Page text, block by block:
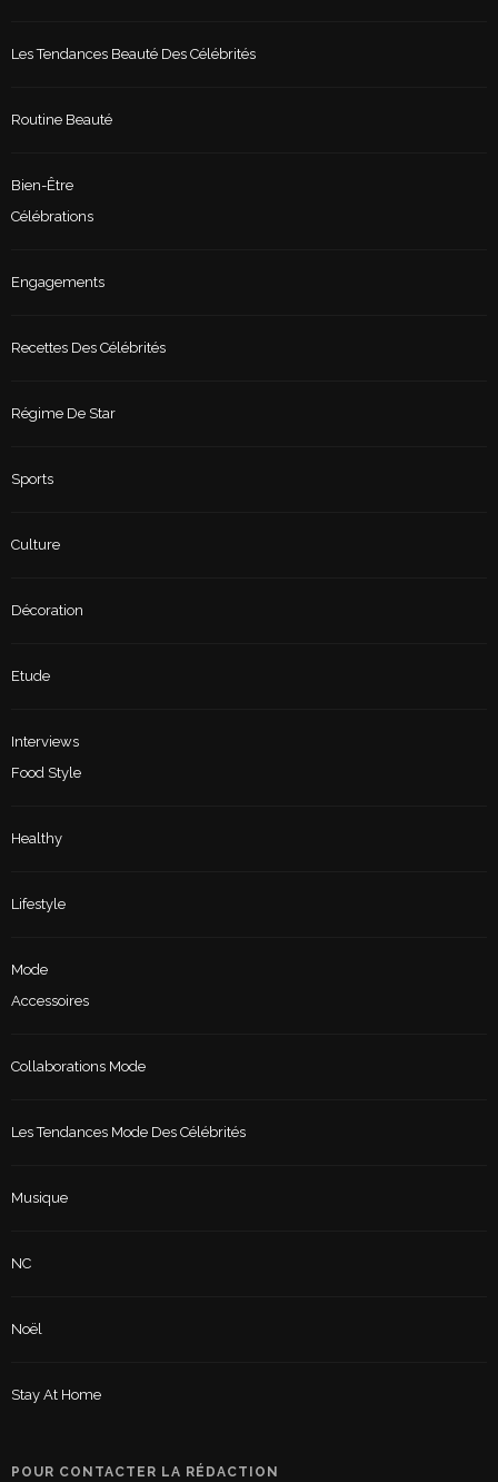
Les Tendances Beauté Des Célébrités
Routine Beauté
Bien-Être
Célébrations
Engagements
Recettes Des Célébrités
Régime De Star
Sports
Culture
Décoration
Etude
Interviews
Food Style
Healthy
Lifestyle
Mode
Accessoires
Collaborations Mode
Les Tendances Mode Des Célébrités
Musique
NC
Noël
Stay At Home
POUR CONTACTER LA RÉDACTION